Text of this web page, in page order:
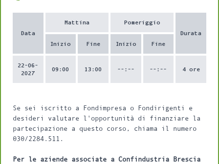
Data
Mattina
Inizio Fine
Pomeriggio
Inizio Fine
Durata
22-06-
2027
09:00 13:00 --:-- --:-- 4 ore
Se sei iscritto a Fondimpresa o Fondirigenti e
desideri valutare l'opportunità di finanziare la
partecipazione a questo corso, chiama il numero
030/2284.511.
Per le aziende associate a Confindustria Brescia